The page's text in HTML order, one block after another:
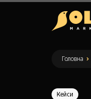
Головна »
Кейси